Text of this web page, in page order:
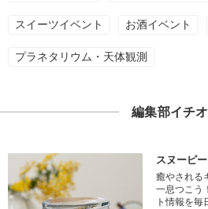
スイーツイベント お酒イベント
プラネタリウム・天体観測
編集部イチ
スヌーピ
癒やされる
一息つこう
ト情報を毎